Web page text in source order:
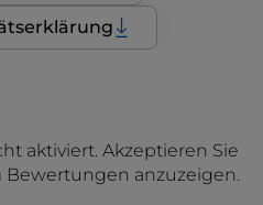
aktiviert. Akzeptieren Sie
anzuzeigen.